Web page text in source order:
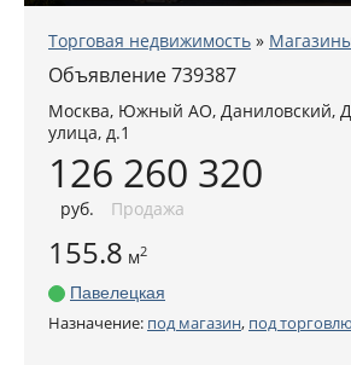
Торговая недвижимость »
Объявление 739387
Москва, Южный АО, Даниловский,
улица, д.1
126 260 320
руб. Продажа
155.8 м2
Павелецкая
Назначение: под магазин, под торговлю